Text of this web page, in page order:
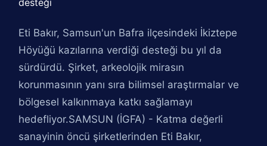
Eti Bakır, Samsun'un Bafra ilçesindeki İkiztepe
Höyüğü kazılarına verdiği desteği bu yıl da
sürdürdü. Şirket, arkeolojik mirasın
korunmasının yanı sıra bilimsel araştırmalar ve
bölgesel kalkınmaya katkı sağlamayı
hedefliyor.SAMSUN (İGFA) - Katma değerli
sanayinin öncü şirketlerinden Eti Bakır,